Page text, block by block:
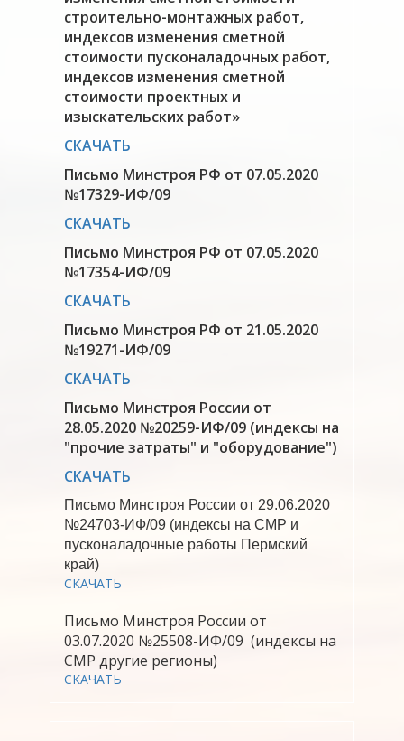
строительно-монтажных работ,
индексов изменения сметной
стоимости пусконаладочных работ,
индексов изменения сметной
стоимости проектных и
изыскательских работ»
СКАЧАТЬ
Письмо Минстроя РФ от 07.05.2020
№17329-ИФ/09
СКАЧАТЬ
Письмо Минстроя РФ от 07.05.2020
№17354-ИФ/09
СКАЧАТЬ
Письмо Минстроя РФ от 21.05.2020
№19271-ИФ/09
СКАЧАТЬ
Письмо Минстроя России от
28.05.2020 №20259-ИФ/09 (индексы на
"прочие затраты" и "оборудование")
СКАЧАТЬ
Письмо Минстроя России от 29.06.2020
№24703-ИФ/09 (индексы на СМР и
пусконаладочные работы Пермский
край)
СКАЧАТЬ
Письмо Минстроя России от
03.07.2020 №25508-ИФ/09 (индексы на
СМР другие регионы)
СКАЧАТЬ